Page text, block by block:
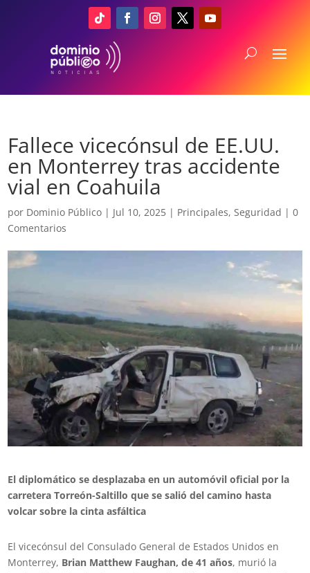
Fallece vicecónsul de EE.UU.
en Monterrey tras accidente
vial en Coahuila
por Dominio Público | Jul 10, 2025 | Principales,Seguridad |0
Comentarios
El diplomático se desplazaba en un automóvil oficial por la
carretera Torreón-Saltillo que se salió del camino hasta
volcar sobre la cinta asfáltica
El vicecónsul del Consulado General de Estados Unidos en
Monterrey, Brian Matthew Faughan, de 41 años, murió la